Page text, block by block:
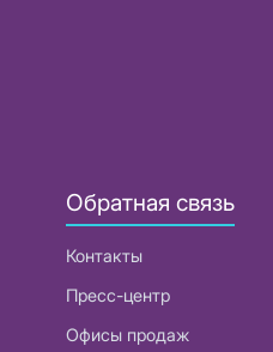
Обратная связь
Контакты
Пресс-центр
Офисы продаж